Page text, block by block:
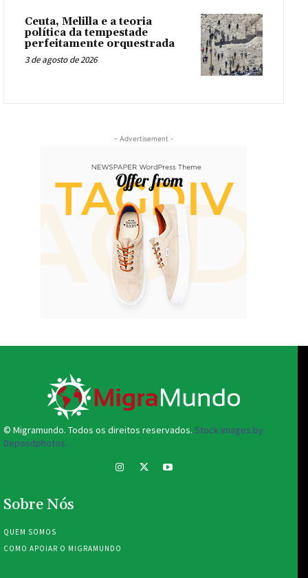
Ceuta, Melilla e a teoria
política da tempestade
perfeitamente orquestrada
3 de agosto de 2026
- Advertisement -
© Migramundo. Todos os direitos reservados. Stock images by
Depositphotos.
Sobre Nós
QUEM SOMOS
COMO APOIAR O MIGRAMUNDO